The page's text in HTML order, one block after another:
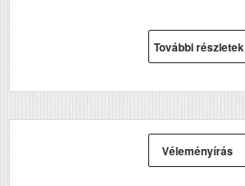
További részletek
Véleményírás